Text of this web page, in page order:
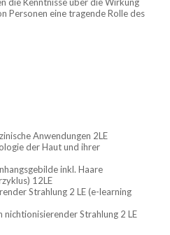
Personen eine tragende Rolle des
Anwendungen 2LE
der Haut und ihrer
inkl. Haare
12LE
Strahlung 2 LE (e-learning
Strahlung 2 LE